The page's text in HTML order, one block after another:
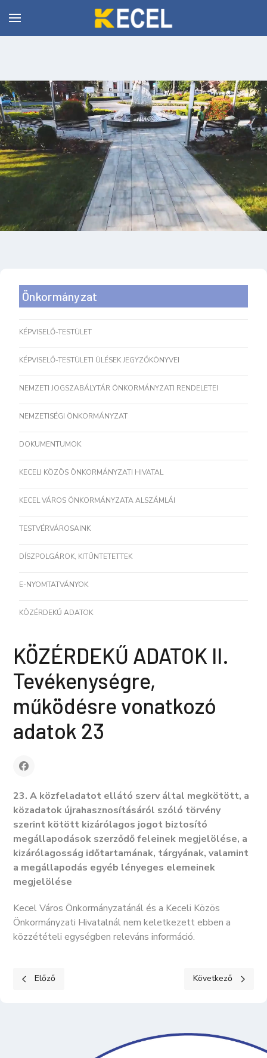
Önkormányzat
KÉPVISELŐ-TESTÜLET
KÉPVISELŐ-TESTÜLETI ÜLÉSEK JEGYZŐKÖNYVEI
NEMZETI JOGSZABÁLYTÁR ÖNKORMÁNYZATI RENDELETEI
NEMZETISÉGI ÖNKORMÁNYZAT
DOKUMENTUMOK
KECELI KÖZÖS ÖNKORMÁNYZATI HIVATAL
KECEL VÁROS ÖNKORMÁNYZATA ALSZÁMLÁI
TESTVÉRVÁROSAINK
DÍSZPOLGÁROK, KITÜNTETETTEK
E-NYOMTATVÁNYOK
KÖZÉRDEKŰ ADATOK
KÖZÉRDEKŰ ADATOK II.
Tevékenységre,
működésre vonatkozó
adatok 23
23. A közfeladatot ellátó szerv által megkötött, a
közadatok újrahasznosításáról szóló törvény
szerint kötött kizárólagos jogot biztosító
megállapodások szerződő feleinek megjelölése, a
kizárólagosság időtartamának, tárgyának, valamint
a megállapodás egyéb lényeges elemeinek
megjelölése
Kecel Város Önkormányzatánál és a Keceli Közös
Önkormányzati Hivatalnál nem keletkezett ebben a
közzétételi egységben releváns információ.
Előző cikk: KÖZÉRDEKŰ ADATOK II. Tevékenységre,
Előző Következő cikk:
Következő